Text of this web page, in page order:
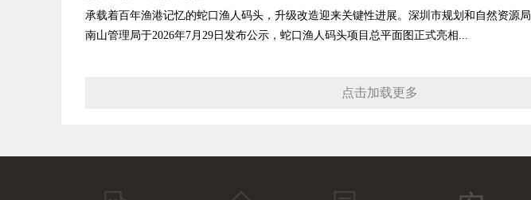
承载着百年渔港记忆的蛇口渔人码头，升级改造迎来关键性进展。深圳市规划和自然资源局
南山管理局于2026年7月29日发布公示，蛇口渔人码头项目总平面图正式亮相...
点击加载更多